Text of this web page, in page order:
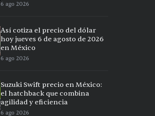
6 ago 2026
Así cotiza el precio del dólar
hoy jueves 6 de agosto de 2026
en México
6 ago 2026
Suzuki Swift precio en México:
el hatchback que combina
agilidad y eficiencia
6 ago 2026